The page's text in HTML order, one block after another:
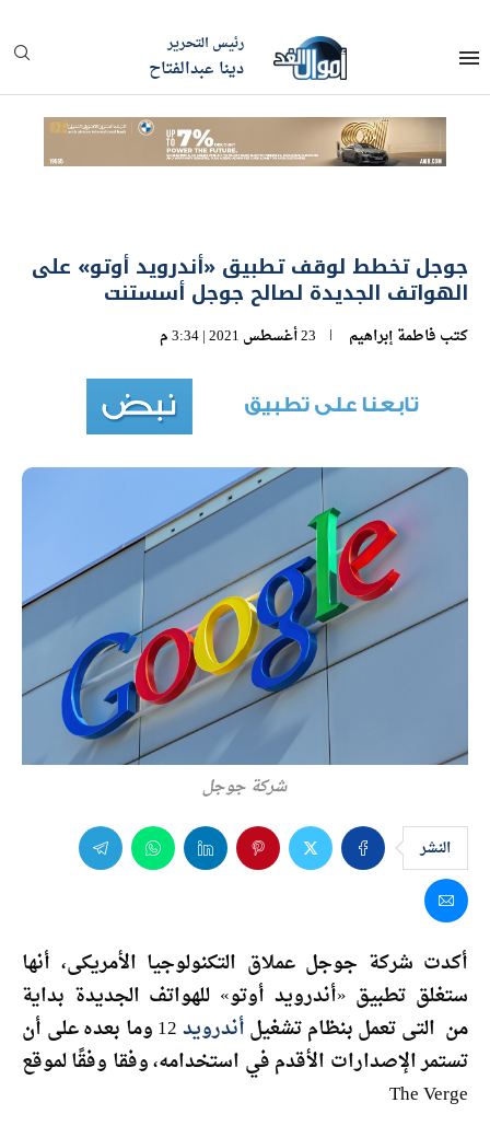
رئيس التحرير
دينا عبدالفتاح
جوجل تخطط لوقف تطبيق «أندرويد أوتو» على
الهواتف الجديدة لصالح جوجل أسستنت
كتب فاطمة إبراهيم 23 أغسطس 2021 | 3:34 م
شركة جوجل
النشر
أكدت شركة جوجل عملاق التكنولوجيا الأمريكى، أنها
ستغلق تطبيق «أندرويد أوتو» للهواتف الجديدة بداية
من التى تعمل بنظام تشغيلأندرويد
12 وما بعده على أن
تستمر الإصدارات الأقدم في استخدامه، وفقا وفقًا لموقع
The Verge